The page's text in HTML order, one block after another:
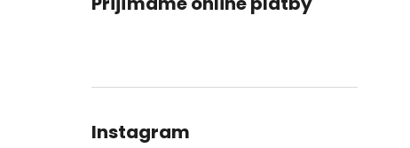
Instagram
OBLEČENÍ NA POLE DANCE - KOSTÝM
JESSIKA